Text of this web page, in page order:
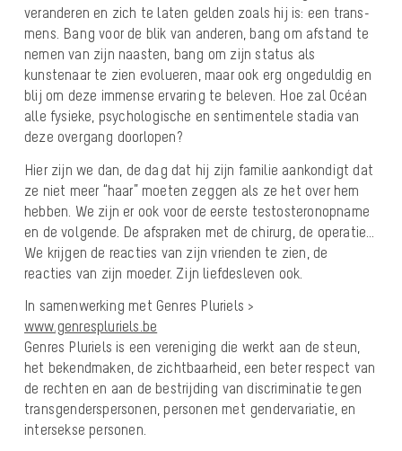
veranderen en zich te laten gelden zoals hij is: een trans-
mens. Bang voor de blik van anderen, bang om afstand te
nemen van zijn naasten, bang om zijn status als
kunstenaar te zien evolueren, maar ook erg ongeduldig en
blij om deze immense ervaring te beleven. Hoe zal Océan
alle fysieke, psychologische en sentimentele stadia van
deze overgang doorlopen?
Hier zijn we dan, de dag dat hij zijn familie aankondigt dat
ze niet meer “haar” moeten zeggen als ze het over hem
hebben. We zijn er ook voor de eerste testosteronopname
en de volgende. De afspraken met de chirurg, de operatie…
We krijgen de reacties van zijn vrienden te zien, de
reacties van zijn moeder. Zijn liefdesleven ook.
In samenwerking met Genres Pluriels >
www.genrespluriels.be
Genres Pluriels is een vereniging die werkt aan de steun,
het bekendmaken, de zichtbaarheid, een beter respect van
de rechten en aan de bestrijding van discriminatie tegen
transgenderspersonen, personen met gendervariatie, en
intersekse personen.